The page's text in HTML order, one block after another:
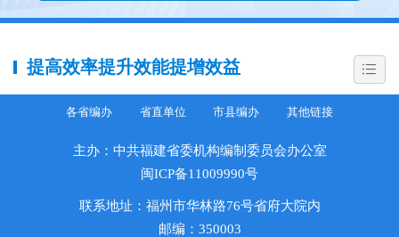
提高效率提升效能提增效益
各省编办 省直单位 市县编办 其他链接
主办：中共福建省委机构编制委员会办公室
闽ICP备11009990号
联系地址：福州市华林路76号省府大院内
邮编：350003